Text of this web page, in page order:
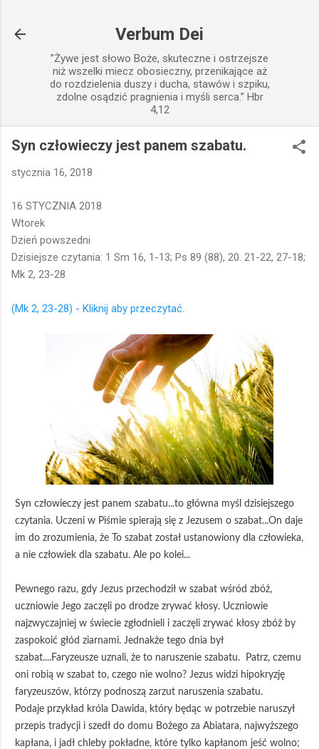
Verbum Dei
”Żywe jest słowo Boże, skuteczne i ostrzejsze
niż wszelki miecz obosieczny, przenikające aż
do rozdzielenia duszy i ducha, stawów i szpiku,
zdolne osądzić pragnienia i myśli serca.” Hbr
4,12
Syn człowieczy jest panem szabatu.
stycznia 16, 2018
16 STYCZNIA 2018
Wtorek
Dzień powszedni
Dzisiejsze czytania: 1 Sm 16, 1-13; Ps 89 (88), 20. 21-22, 27-18;
Mk 2, 23-28
(Mk 2, 23-28) - Kliknij aby przeczytać.
Syn człowieczy jest panem szabatu...to główna myśl dzisiejszego
czytania. Uczeni w Piśmie spierają się z Jezusem o szabat...On daje
im do zrozumienia, że To szabat został ustanowiony dla człowieka,
a nie człowiek dla szabatu. Ale po kolei...
Pewnego razu, gdy Jezus przechodził w szabat wśród zbóż,
uczniowie Jego zaczęli po drodze zrywać kłosy. Uczniowie
najzwyczajniej w świecie zgłodnieli i zaczęli zrywać kłosy zbóż by
zaspokoić głód ziarnami. Jednakże tego dnia był
szabat....Faryzeusze uznali, że to naruszenie szabatu. Patrz, czemu
oni robią w szabat to, czego nie wolno? Jezus widzi hipokryzję
faryzeuszów, którzy podnoszą zarzut naruszenia szabatu.
Podaje przykład króla Dawida, który będąc w potrzebie naruszył
przepis tradycji i szedł do domu Bożego za Abiatara, najwyższego
kapłana, i jadł chleby pokładne, które tylko kapłanom jeść wolno;